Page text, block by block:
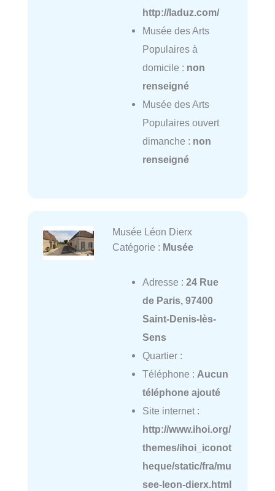
http://laduz.com/
Musée des Arts
Populaires à
domicile : non
renseigné
Musée des Arts
Populaires ouvert
dimanche : non
renseigné
Musée Léon Dierx
Catégorie : Musée
Adresse : 24 Rue
de Paris, 97400
Saint-Denis-lès-
Sens
Quartier :
Téléphone : Aucun
téléphone ajouté
Site internet :
http://www.ihoi.org/
themes/ihoi_iconot
heque/static/fra/mu
see-leon-dierx.html